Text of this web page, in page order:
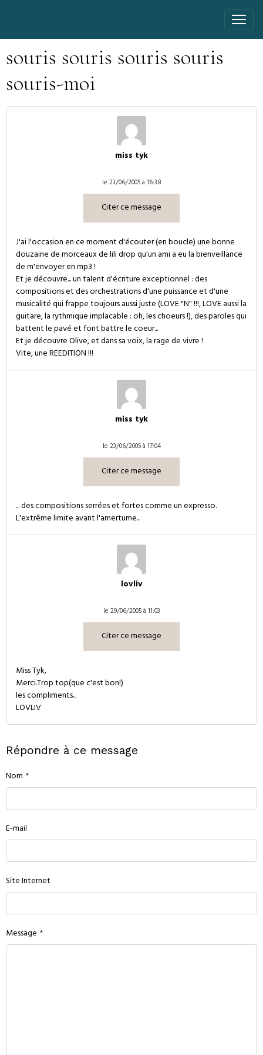
souris souris souris souris
souris-moi
miss tyk
le 23/06/2005 à 16:38
Citer ce message
J'ai l'occasion en ce moment d'écouter (en boucle) une bonne
douzaine de morceaux de lili drop qu'un ami a eu la bienveillance
de m'envoyer en mp3 !
Et je découvre... un talent d'écriture exceptionnel : des
compositions et des orchestrations d'une puissance et d'une
musicalité qui frappe toujours aussi juste (LOVE "N" !!!, LOVE aussi la
guitare, la rythmique implacable : oh, les choeurs !), des paroles qui
battent le pavé et font battre le coeur...
Et je découvre Olive, et dans sa voix, la rage de vivre !
Vite, une REEDITION !!!
miss tyk
le 23/06/2005 à 17:04
Citer ce message
... des compositions serrées et fortes comme un expresso.
L'extrême limite avant l'amertume...
lovliv
le 29/06/2005 à 11:03
Citer ce message
Miss Tyk,
Merci.Trop top(que c'est bon!)
les compliments...
LOVLIV
Répondre à ce message
Nom
E-mail
Site Internet
Message